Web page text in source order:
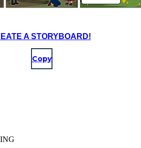
A STORYBOARD!
Copy